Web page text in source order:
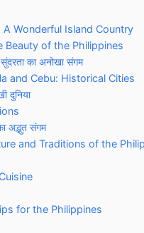
A Wonderful Island Country
Beauty of the Philippines
का अनोखा संगम
and Cebu: Historical Cities
दुनिया
अद्भुत संगम
and Traditions of the
Tips for the Philippines